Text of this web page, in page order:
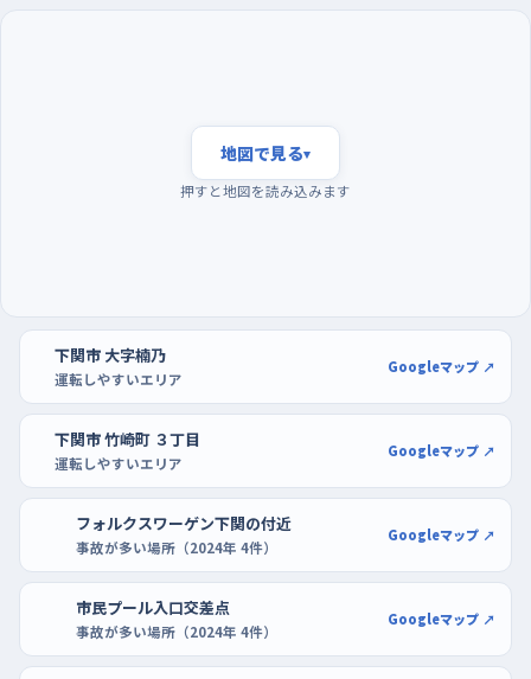
量が落ち着くので、慣れてきたらライトの練習に向く。週の後半、と
くに金曜は街全体が慌ただしくなるから、最初のうちは日曜や月
ば、周りの車を気にせず、まっすぐ入れる感覚を体に入れられる
はずだ。
地図で見る▾
押すと地図を読み込みます
下関市 大字楠乃
運転しやすいエリア
Googleマップ ↗
下関市 竹崎町 ３丁目
運転しやすいエリア
Googleマップ ↗
フォルクスワーゲン下関の付近
事故が多い場所（2024年 4件）
Googleマップ ↗
市民プール入口交差点
事故が多い場所（2024年 4件）
Googleマップ ↗